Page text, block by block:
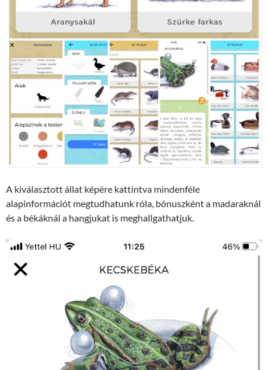
A kiválasztott állat képére kattintva mindenféle
alapinformációt megtudhatunk róla, bónuszként a madaraknál
és a békáknál a hangjukat is meghallgathatjuk.